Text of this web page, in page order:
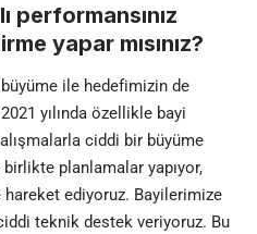
performansınız
yapar mısınız?
ile hedefimizin de
yılında özellikle bayi
ciddi bir büyüme
planlamalar yapıyor,
ediyoruz. Bayilerimize
teknik destek veriyoruz. Bu